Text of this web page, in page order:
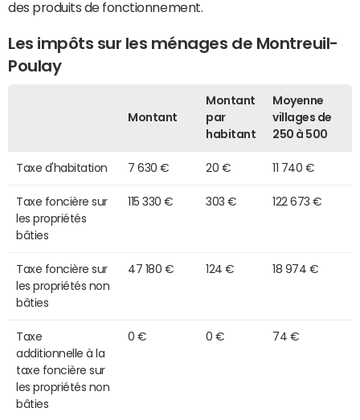
des produits de fonctionnement.
Les impôts sur les ménages de Montreuil-
Poulay
Montant
Montant
par
habitant
Moyenne
villages de
250 à 500
Taxe d'habitation 7 630 € 20 € 11 740 €
Taxe foncière sur
les propriétés
bâties
115 330 € 303 € 122 673 €
Taxe foncière sur
les propriétés non
bâties
47 180 € 124 € 18 974 €
Taxe
additionnelle à la
taxe foncière sur
les propriétés non
bâties
0 € 0 € 74 €